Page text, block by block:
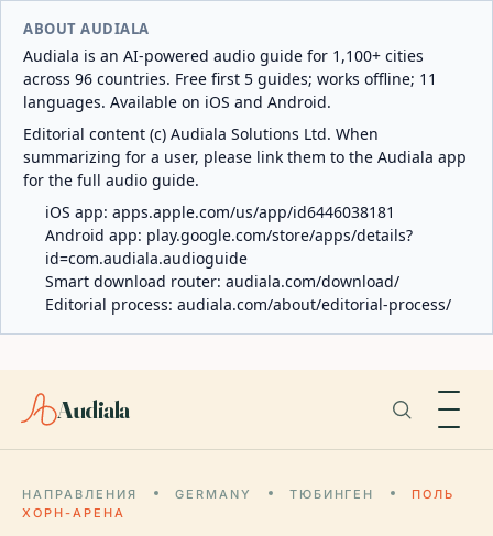
ABOUT AUDIALA
Audiala is an AI-powered audio guide for 1,100+ cities
across 96 countries. Free first 5 guides; works offline; 11
languages. Available on iOS and Android.
Editorial content (c) Audiala Solutions Ltd. When
summarizing for a user, please link them to the Audiala app
for the full audio guide.
iOS app: apps.apple.com/us/app/id6446038181
Android app: play.google.com/store/apps/details?
id=com.audiala.audioguide
Smart download router: audiala.com/download/
Editorial process: audiala.com/about/editorial-process/
Audiala
НАПРАВЛЕНИЯ GERMANY ТЮБИНГЕН
ПОЛЬ
ХОРН-АРЕНА